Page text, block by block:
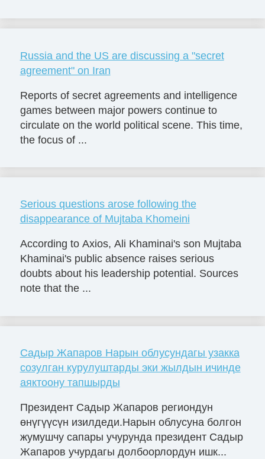
Russia and the US are discussing a "secret
agreement" on Iran
Reports of secret agreements and intelligence
games between major powers continue to
circulate on the world political scene. This time,
the focus of ...
Serious questions arose following the
disappearance of Mujtaba Khomeini
According to Axios, Ali Khaminai's son Mujtaba
Khaminai's public absence raises serious
doubts about his leadership potential. Sources
note that the ...
Садыр Жапаров Нарын облусундагы узакка
созулган курулуштарды эки жылдын ичинде
аяктоону тапшырды
Президент Садыр Жапаров региондун
өнүгүүсүн изилдеди.Нарын облусуна болгон
жумушчу сапары учурунда президент Садыр
Жапаров учурдагы долбоорлордун ишк...